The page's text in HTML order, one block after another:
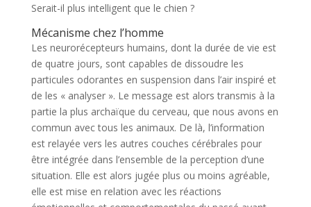
Serait-il plus intelligent que le chien ?
Mécanisme chez l’homme
Les neurorécepteurs humains, dont la durée de vie est
de quatre jours, sont capables de dissoudre les
particules odorantes en suspension dans l’air inspiré et
de les « analyser ». Le message est alors transmis à la
partie la plus archaïque du cerveau, que nous avons en
commun avec tous les animaux. De là, l’information
est relayée vers les autres couches cérébrales pour
être intégrée dans l’ensemble de la perception d’une
situation. Elle est alors jugée plus ou moins agréable,
elle est mise en relation avec les réactions